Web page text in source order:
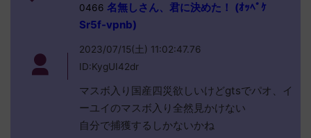
0466 名無しさん、君に決めた！ (ｵｯﾍﾟｹ
Sr5f-vpnb)
2023/07/15(土) 11:02:47.76
ID:KygUI42dr
マスボ入り国産四災欲しいけどgtsでパオ、イ
ーユイのマスボ入り全然見かけない
自分で捕獲するしかないかね